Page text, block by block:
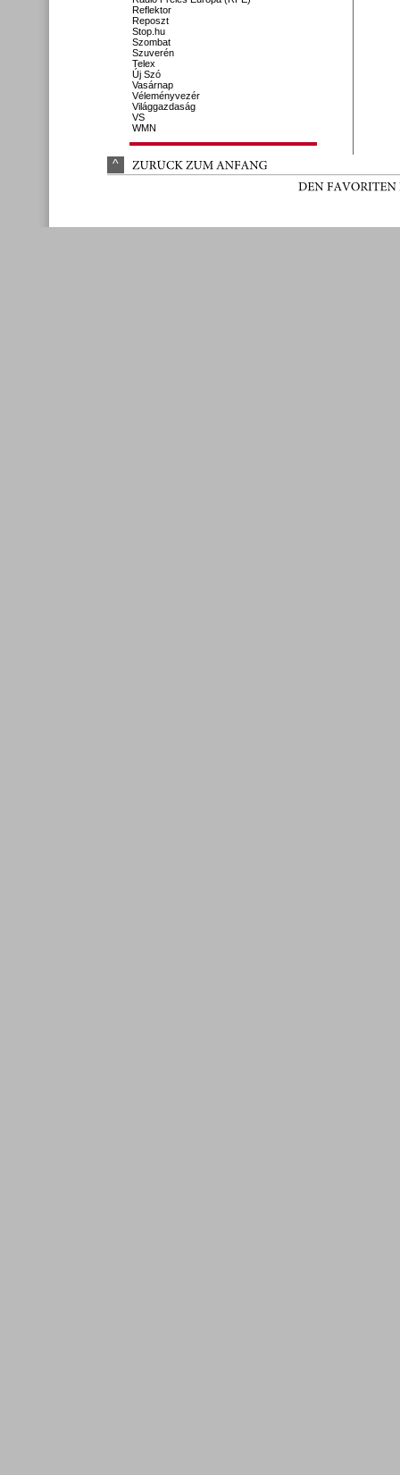
Reflektor
Reposzt
Stop.hu
Szombat
Szuverén
Telex
Új Szó
Vasárnap
Véleményvezér
Világgazdaság
VS
WMN
^ ZURÜCK ZUM ANFANG
DEN FAVORITEN